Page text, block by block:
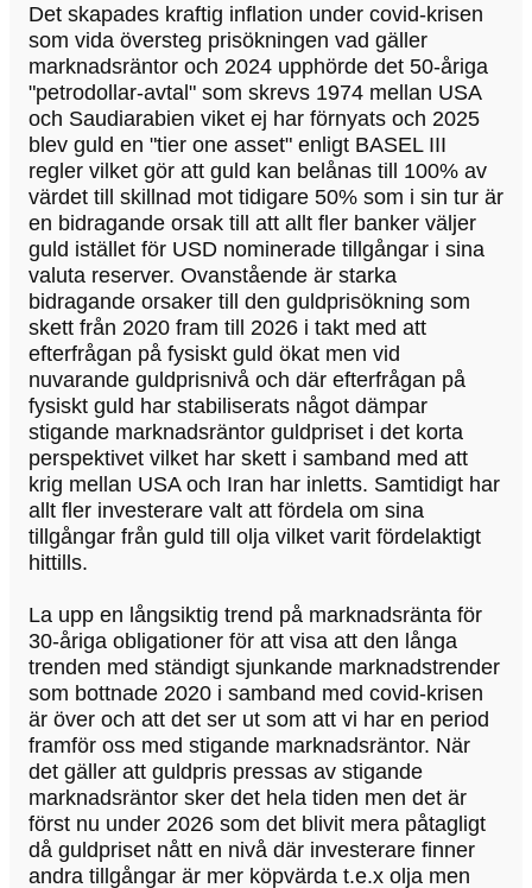
Det skapades kraftig inflation under covid-krisen
som vida översteg prisökningen vad gäller
marknadsräntor och 2024 upphörde det 50-åriga
"petrodollar-avtal" som skrevs 1974 mellan USA
och Saudiarabien viket ej har förnyats och 2025
blev guld en "tier one asset" enligt BASEL III
regler vilket gör att guld kan belånas till 100% av
värdet till skillnad mot tidigare 50% som i sin tur är
en bidragande orsak till att allt fler banker väljer
guld istället för USD nominerade tillgångar i sina
valuta reserver. Ovanstående är starka
bidragande orsaker till den guldprisökning som
skett från 2020 fram till 2026 i takt med att
efterfrågan på fysiskt guld ökat men vid
nuvarande guldprisnivå och där efterfrågan på
fysiskt guld har stabiliserats något dämpar
stigande marknadsräntor guldpriset i det korta
perspektivet vilket har skett i samband med att
krig mellan USA och Iran har inletts. Samtidigt har
allt fler investerare valt att fördela om sina
tillgångar från guld till olja vilket varit fördelaktigt
hittills.
La upp en långsiktig trend på marknadsränta för
30-åriga obligationer för att visa att den långa
trenden med ständigt sjunkande marknadstrender
som bottnade 2020 i samband med covid-krisen
är över och att det ser ut som att vi har en period
framför oss med stigande marknadsräntor. När
det gäller att guldpris pressas av stigande
marknadsräntor sker det hela tiden men det är
först nu under 2026 som det blivit mera påtagligt
då guldpriset nått en nivå där investerare finner
andra tillgångar är mer köpvärda t.e.x olja men